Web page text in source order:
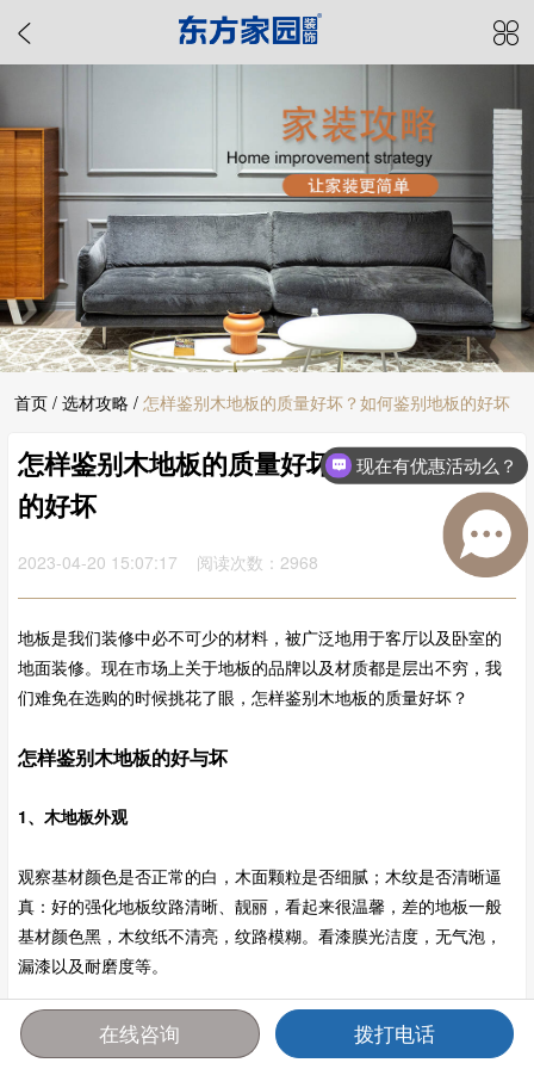
首页 / 选材攻略 / 怎样鉴别木地板的质量好坏？如何鉴别地板的好坏
怎样鉴别木地板的质量好坏？如何鉴别地板
的好坏
2023-04-20 15:07:17 阅读次数：2968
地板是我们装修中必不可少的材料，被广泛地用于客厅以及卧室的
地面装修。现在市场上关于地板的品牌以及材质都是层出不穷，我
们难免在选购的时候挑花了眼，怎样鉴别木地板的质量好坏？
怎样鉴别木地板的好与坏
1、木地板外观
观察基材颜色是否正常的白，木面颗粒是否细腻；木纹是否清晰逼
真：好的强化地板纹路清晰、靓丽，看起来很温馨，差的地板一般
基材颜色黑，木纹纸不清亮，纹路模糊。看漆膜光洁度，无气泡，
漏漆以及耐磨度等。
首页 报价 电话 咨询
现在有优惠活动么？
在线咨询 拨打电话